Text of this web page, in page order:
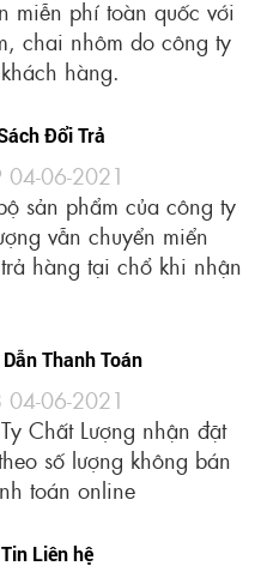
miễn phí toàn quốc với
chai nhôm do công ty
hàng.
Đổi Trả
06-2021
sản phẩm của công ty
vẫn chuyển miển
hàng tại chổ khi nhận
Thanh Toán
06-2021
Chất Lượng nhận đặt
số lượng không bán
toán online
Liên hệ